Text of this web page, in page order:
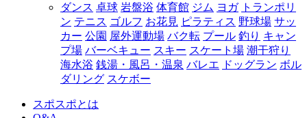
ダンス 卓球 岩盤浴 体育館 ジム ヨガ トランポリ
ン テニス ゴルフ お花見 ピラティス 野球場 サッ
カー 公園 屋外運動場 バク転 プール 釣り キャン
プ場 バーベキュー スキー スケート場 潮干狩り
海水浴 銭湯・風呂・温泉 バレエ ドッグラン ボル
ダリング スケボー
スポスポとは